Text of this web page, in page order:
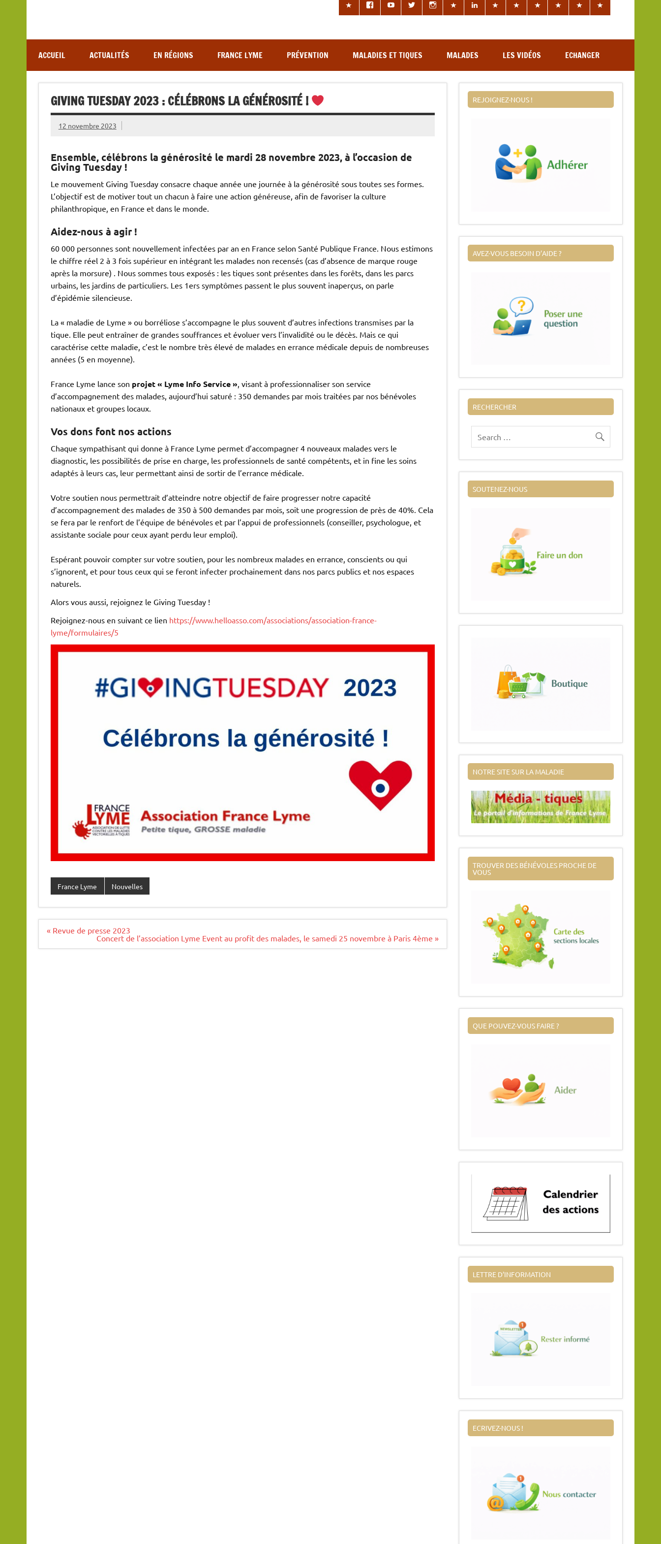
ACCUEIL ACTUALITÉS EN RÉGIONS FRANCE LYME PRÉVENTION MALADIES ET TIQUES MALADES LES VIDÉOS ECHANGER
GIVING TUESDAY 2023 : CÉLÉBRONS LA GÉNÉROSITÉ !
12 novembre 2023
Ensemble, célébrons la générosité le mardi 28 novembre 2023, à l’occasion de
Giving Tuesday !
Le mouvement Giving Tuesday consacre chaque année une journée à la générosité sous toutes ses formes.
L’objectif est de motiver tout un chacun à faire une action généreuse, afin de favoriser la culture
philanthropique, en France et dans le monde.
Aidez-nous à agir !
60 000 personnes sont nouvellement infectées par an en France selon Santé Publique France. Nous estimons
le chiffre réel 2 à 3 fois supérieur en intégrant les malades non recensés (cas d’absence de marque rouge
après la morsure) . Nous sommes tous exposés : les tiques sont présentes dans les forêts, dans les parcs
urbains, les jardins de particuliers. Les 1ers symptômes passent le plus souvent inaperçus, on parle
d’épidémie silencieuse.
La « maladie de Lyme » ou borréliose s’accompagne le plus souvent d’autres infections transmises par la
tique. Elle peut entraîner de grandes souffrances et évoluer vers l’invalidité ou le décès. Mais ce qui
caractérise cette maladie, c’est le nombre très élevé de malades en errance médicale depuis de nombreuses
années (5 en moyenne).
France Lyme lance son projet « Lyme Info Service », visant à professionnaliser son service
d’accompagnement des malades, aujourd’hui saturé : 350 demandes par mois traitées par nos bénévoles
nationaux et groupes locaux.
Vos dons font nos actions
Chaque sympathisant qui donne à France Lyme permet d’accompagner 4 nouveaux malades vers le
diagnostic, les possibilités de prise en charge, les professionnels de santé compétents, et in fine les soins
adaptés à leurs cas, leur permettant ainsi de sortir de l’errance médicale.
Votre soutien nous permettrait d’atteindre notre objectif de faire progresser notre capacité
d’accompagnement des malades de 350 à 500 demandes par mois, soit une progression de près de 40%. Cela
se fera par le renfort de l’équipe de bénévoles et par l’appui de professionnels (conseiller, psychologue, et
assistante sociale pour ceux ayant perdu leur emploi).
Espérant pouvoir compter sur votre soutien, pour les nombreux malades en errance, conscients ou qui
s’ignorent, et pour tous ceux qui se feront infecter prochainement dans nos parcs publics et nos espaces
naturels.
Alors vous aussi, rejoignez le Giving Tuesday !
Rejoignez-nous en suivant ce lien https://www.helloasso.com/associations/association-france-
lyme/formulaires/5
France Lyme Nouvelles
Navigation
« Revue de presse 2023
Concert de l’association Lyme Event au profit des malades, le samedi 25 novembre à Paris 4ème »
REJOIGNEZ-NOUS !
AVEZ-VOUS BESOIN D’AIDE ?
RECHERCHER
SOUTENEZ-NOUS
NOTRE SITE SUR LA MALADIE
TROUVER DES BÉNÉVOLES PROCHE DE
VOUS
QUE POUVEZ-VOUS FAIRE ?
LETTRE D’INFORMATION
ECRIVEZ-NOUS !